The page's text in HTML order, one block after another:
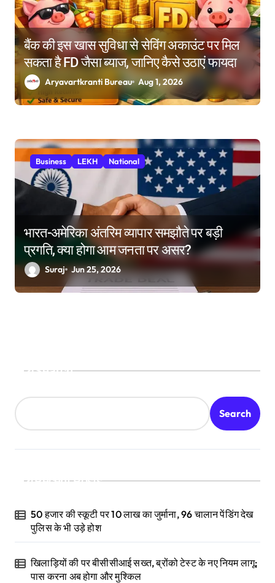
बैंक की इस खास सुविधा से सेविंग अकाउंट पर मिल
सकता है FD जैसा ब्याज, जानिए कैसे उठाएं फायदा
Aryavartkranti Bureau Aug 1, 2026
Business LEKH National
भारत-अमेरिका अंतरिम व्यापार समझौते पर बड़ी
प्रगति, क्या होगा आम जनता पर असर?
Suraj Jun 25, 2026
Search
Search
Recent Posts
50 हजार की स्कूटी पर 10 लाख का जुर्माना, 96 चालान पेंडिंग देख
पुलिस के भी उड़े होश
खिलाड़ियों की पर बीसीसीआई सख्त, ब्रोंको टेस्ट के नए नियम लागू;
पास करना अब होगा और मुश्किल